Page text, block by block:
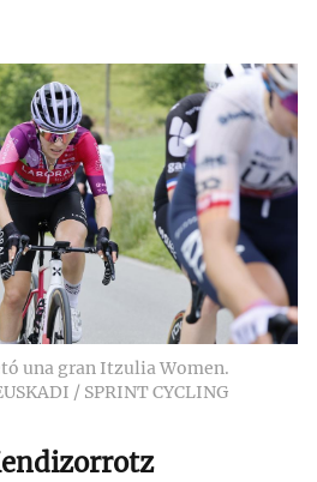
una gran Itzulia Women.
/ SPRINT CYCLING